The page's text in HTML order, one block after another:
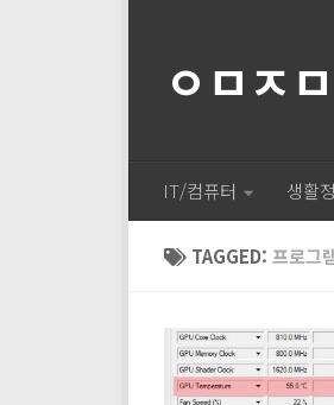
ㅇㅁㅈㅁ
IT/컴퓨터 생활
TAGGED:프로그